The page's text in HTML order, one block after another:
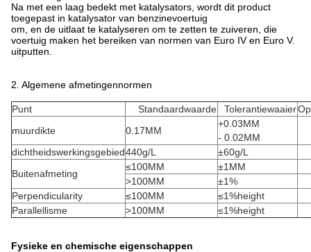
Na met een laag bedekt met katalysators, wordt dit product
toegepast in katalysator van benzinevoertuig
om, en de uitlaat te katalyseren om te zetten te zuiveren, die
voertuig maken het bereiken van normen van Euro IV en Euro V.
uitputten.
2. Algemene afmetingennormen
Punt Standaardwaarde Tolerantiewaaier
muurdikte
0.17MM
+0.03MM
- 0.02MM
dichtheidswerkingsgebied440g/L
±60g/L
Buitenafmeting
≤100MM
±1MM
>100MM
±1%
Perpendicularity
≤100MM
≤1%height
Parallellisme
>100MM ≤1%height
Fysieke en chemische eigenschappen